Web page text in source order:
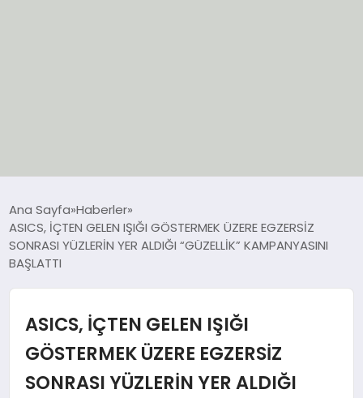
EKONOMİ
SIYASET
SPOR
Ana Sayfa Haberler
ASICS, İÇTEN GELEN IŞIĞI GÖSTERMEK ÜZERE EGZERSİZ
SONRASI YÜZLERİN YER ALDIĞI “GÜZELLİK” KAMPANYASINI
BAŞLATTI
ASICS, İÇTEN GELEN IŞIĞI
GÖSTERMEK ÜZERE EGZERSİZ
SONRASI YÜZLERİN YER ALDIĞI